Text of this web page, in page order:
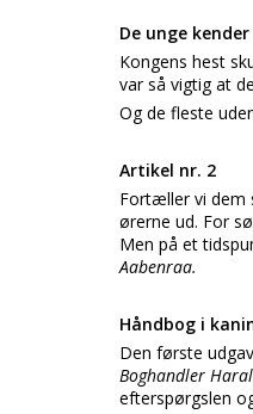
De unge
Kongens hest
var så vigtig at
Og de fleste
Artikel nr. 2
Fortæller vi dem
ørerne ud. For
Men på et
Aabenraa.
Håndbog i
Den første
Boghandler
efterspørgslen